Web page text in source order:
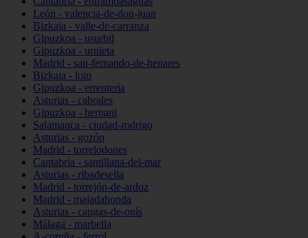
León - valencia-de-don-juan
Bizkaia - valle-de-carranza
Gipuzkoa - usurbil
Gipuzkoa - urnieta
Madrid - san-fernando-de-henares
Bizkaia - loiu
Gipuzkoa - errenteria
Asturias - cabrales
Gipuzkoa - hernani
Salamanca - ciudad-rodrigo
Asturias - gozón
Madrid - torrelodones
Cantabria - santillana-del-mar
Asturias - ribadesella
Madrid - torrejón-de-ardoz
Madrid - majadahonda
Asturias - cangas-de-onís
Málaga - marbella